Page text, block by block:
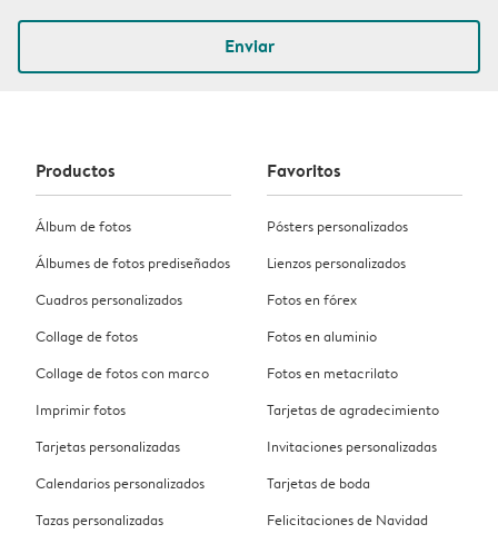
Enviar
Productos
Álbum de fotos
Álbumes de fotos prediseñados
Cuadros personalizados
Collage de fotos
Collage de fotos con marco
Imprimir fotos
Tarjetas personalizadas
Calendarios personalizados
Tazas personalizadas
Favoritos
Pósters personalizados
Lienzos personalizados
Fotos en fórex
Fotos en aluminio
Fotos en metacrilato
Tarjetas de agradecimiento
Invitaciones personalizadas
Tarjetas de boda
Felicitaciones de Navidad